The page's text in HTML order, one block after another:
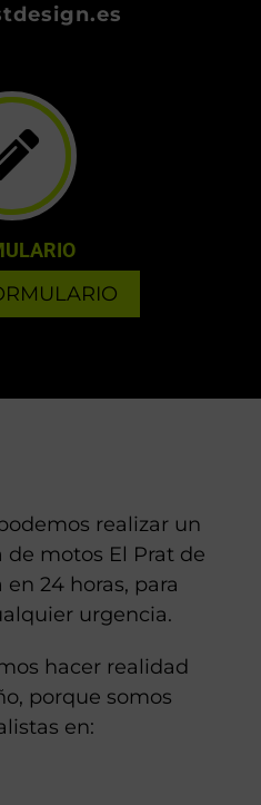
realizar un
motos El Prat de
24 horas, para
urgencia.
hacer realidad
porque somos
en: